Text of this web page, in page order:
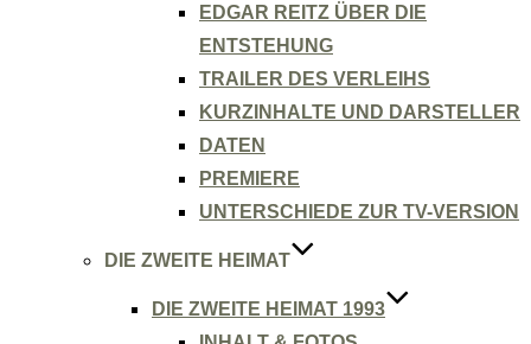
EDGAR REITZ ÜBER DIE
ENTSTEHUNG
TRAILER DES VERLEIHS
KURZINHALTE UND DARSTELLER
DATEN
PREMIERE
UNTERSCHIEDE ZUR TV-VERSION
DIE ZWEITE HEIMAT
DIE ZWEITE HEIMAT 1993